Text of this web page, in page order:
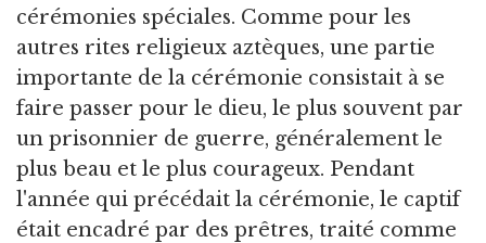
cérémonies spéciales. Comme pour les
autres rites religieux aztèques, une partie
importante de la cérémonie consistait à se
faire passer pour le dieu, le plus souvent par
un prisonnier de guerre, généralement le
plus beau et le plus courageux. Pendant
l'année qui précédait la cérémonie, le captif
était encadré par des prêtres, traité comme